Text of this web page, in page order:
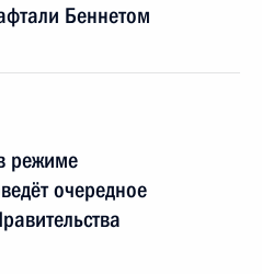
Беннетом
режиме
очередное